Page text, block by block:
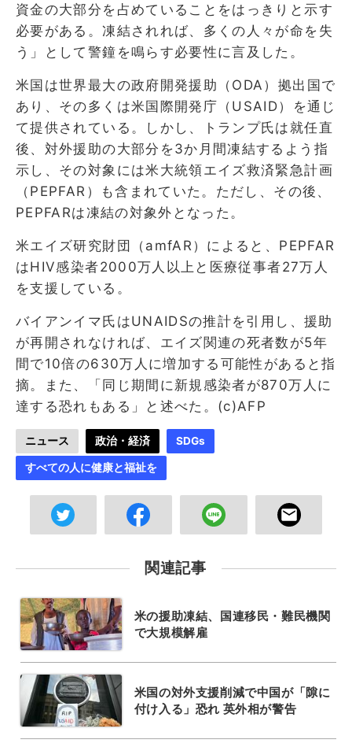
資金の大部分を占めていることをはっきりと示す
必要がある。凍結されれば、多くの人々が命を失
う」として警鐘を鳴らす必要性に言及した。
米国は世界最大の政府開発援助（ODA）拠出国で
あり、その多くは米国際開発庁（USAID）を通じ
て提供されている。しかし、トランプ氏は就任直
後、対外援助の大部分を3か月間凍結するよう指
示し、その対象には米大統領エイズ救済緊急計画
（PEPFAR）も含まれていた。ただし、その後、
PEPFARは凍結の対象外となった。
米エイズ研究財団（amfAR）によると、PEPFAR
はHIV感染者2000万人以上と医療従事者27万人
を支援している。
バイアンイマ氏はUNAIDSの推計を引用し、援助
が再開されなければ、エイズ関連の死者数が5年
間で10倍の630万人に増加する可能性があると指
摘。また、「同じ期間に新規感染者が870万人に
達する恐れもある」と述べた。(c)AFP
ニュース 政治・経済 SDGs
すべての人に健康と福祉を
関連記事
米の援助凍結、国連移民・難民機関
で大規模解雇
米国の対外支援削減で中国が「隙に
付け入る」恐れ 英外相が警告